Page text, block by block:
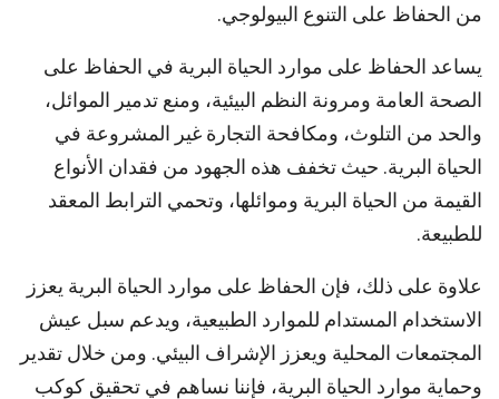
من الحفاظ على التنوع البيولوجي.
يساعد الحفاظ على موارد الحياة البرية في الحفاظ على
الصحة العامة ومرونة النظم البيئية، ومنع تدمير الموائل،
والحد من التلوث، ومكافحة التجارة غير المشروعة في
الحياة البرية. حيث تخفف هذه الجهود من فقدان الأنواع
القيمة من الحياة البرية وموائلها، وتحمي الترابط المعقد
للطبيعة.
علاوة على ذلك، فإن الحفاظ على موارد الحياة البرية يعزز
الاستخدام المستدام للموارد الطبيعية، ويدعم سبل عيش
المجتمعات المحلية ويعزز الإشراف البيئي. ومن خلال تقدير
وحماية موارد الحياة البرية، فإننا نساهم في تحقيق كوكب